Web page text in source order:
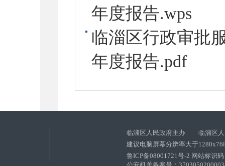
年度报告.wps
临淄区行政审批
年度报告.pdf
临淄区人民政府主办 临淄区人
建议电脑屏幕分辨率大于
鲁ICP备08001721号-2 网站标识